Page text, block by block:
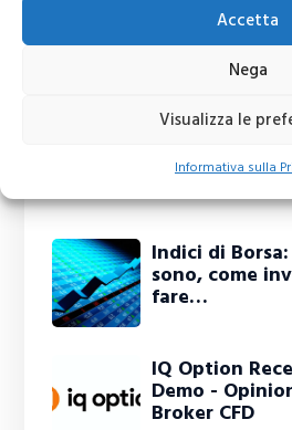
Accetta
Nega
Visualizza le
Informativa sulla
Ti potrebbero
Indici di
sono, come
fare…
IQ Option
Demo -
Broker CFD